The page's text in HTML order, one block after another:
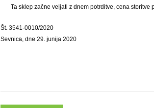
Ta sklep začne veljati z dnem potrditve, cena
Št. 3541-0010/2020
Sevnica, dne 29. junija 2020